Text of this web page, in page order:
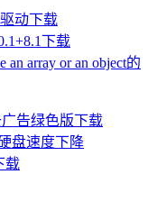
动下载
下载
an array or an object的
广告绿色版下载
盘速度下降